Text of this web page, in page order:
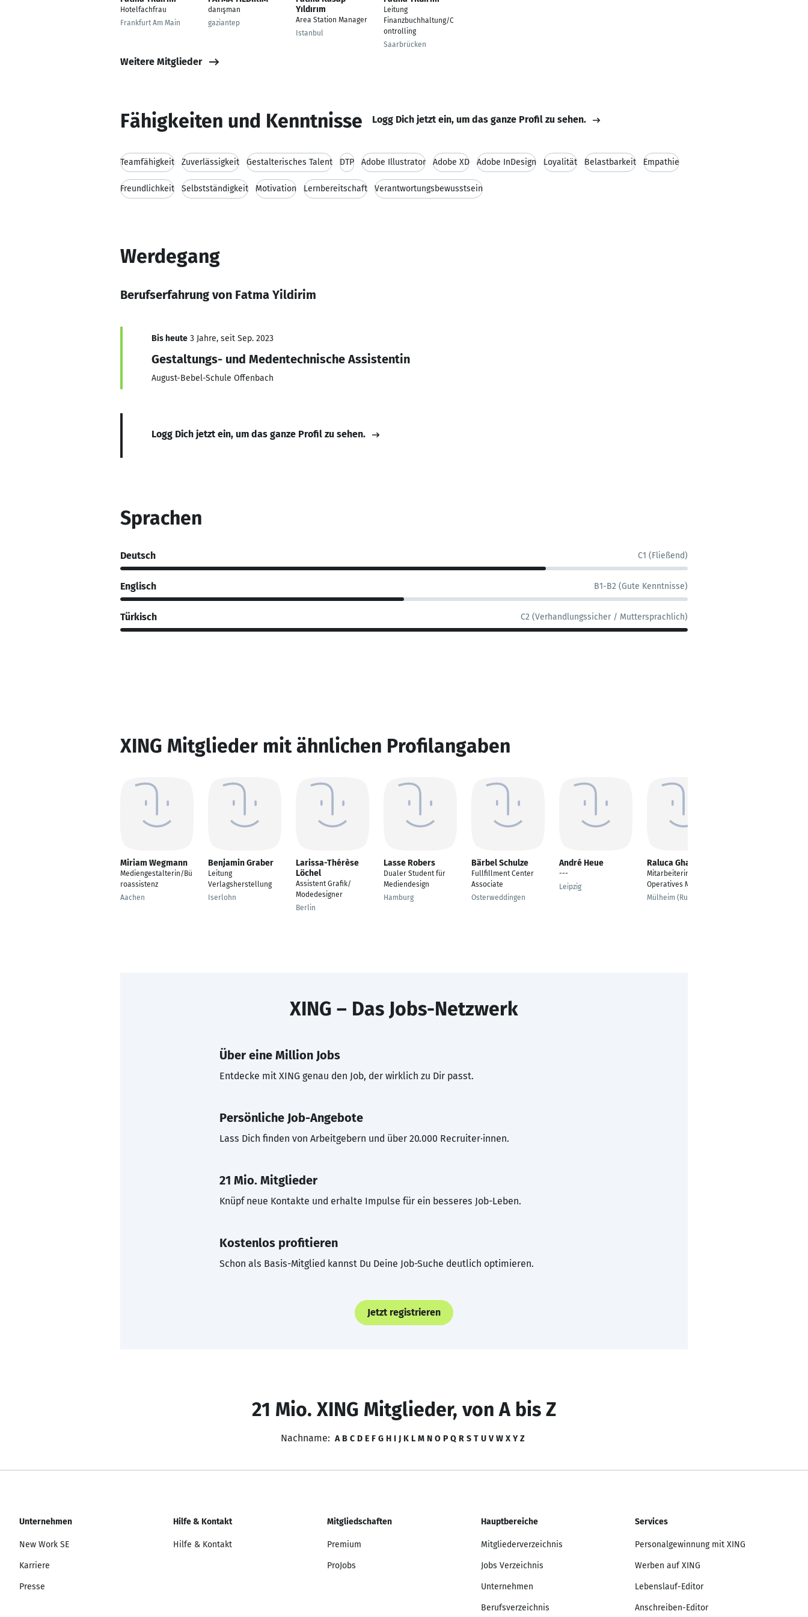
Hotelfachfrau
Frankfurt Am Main
danışman
gaziantep
Yıldırım
Area Station Manager
Istanbul
Leitung
Finanzbuchhaltung/C
ontrolling
Saarbrücken
Weitere Mitglieder
Fähigkeiten und Kenntnisse Logg Dich jetzt ein, um das ganze Profil zu sehen.
Teamfähigkeit Zuverlässigkeit Gestalterisches Talent DTP Adobe Illustrator Adobe XD Adobe InDesign Loyalität Belastbarkeit Empathie
Freundlichkeit Selbstständigkeit Motivation Lernbereitschaft Verantwortungsbewusstsein
Werdegang
Berufserfahrung von Fatma Yildirim
Bis heute 3 Jahre, seit Sep. 2023
Gestaltungs- und Medentechnische Assistentin
August-Bebel-Schule Offenbach
Logg Dich jetzt ein, um das ganze Profil zu sehen.
Sprachen
Deutsch C1 (Fließend)
Englisch B1-B2 (Gute Kenntnisse)
Türkisch C2 (Verhandlungssicher / Muttersprachlich)
XING Mitglieder mit ähnlichen Profilangaben
Miriam Wegmann
Mediengestalterin/Bü
roassistenz
Aachen
Benjamin Graber
Leitung
Verlagsherstellung
Iserlohn
Larissa-Thérèse
Löchel
Assistent Grafik/
Modedesigner
Berlin
Lasse Robers
Dualer Student für
Mediendesign
Hamburg
Bärbel Schulze
Fullfillment Center
Associate
Osterweddingen
André Heue
---
Leipzig
Raluca Gharsallah
Mitarbeiterin
Operatives Marketing
Mülheim (Ruhr)
XING – Das Jobs-Netzwerk
Über eine Million Jobs
Entdecke mit XING genau den Job, der wirklich zu Dir passt.
Persönliche Job-Angebote
Lass Dich finden von Arbeitgebern und über 20.000 Recruiter·innen.
21 Mio. Mitglieder
Knüpf neue Kontakte und erhalte Impulse für ein besseres Job-Leben.
Kostenlos profitieren
Schon als Basis-Mitglied kannst Du Deine Job-Suche deutlich optimieren.
Jetzt registrieren
21 Mio. XING Mitglieder, von A bis Z
Nachname: A B C D E F G H I J K L M N O P Q R S T U V W X Y Z
Unternehmen
New Work SE
Karriere
Presse
Hilfe & Kontakt
Hilfe & Kontakt
Mitgliedschaften
Premium
ProJobs
Hauptbereiche
Mitgliederverzeichnis
Jobs Verzeichnis
Unternehmen
Berufsverzeichnis
Services
Personalgewinnung mit XING
Werben auf XING
Lebenslauf-Editor
Anschreiben-Editor